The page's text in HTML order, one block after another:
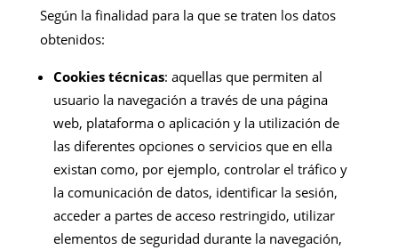
Según la finalidad para la que se traten los datos
obtenidos:
Cookies técnicas: aquellas que permiten al
usuario la navegación a través de una página
web, plataforma o aplicación y la utilización de
las diferentes opciones o servicios que en ella
existan como, por ejemplo, controlar el tráfico y
la comunicación de datos, identificar la sesión,
acceder a partes de acceso restringido, utilizar
elementos de seguridad durante la navegación,